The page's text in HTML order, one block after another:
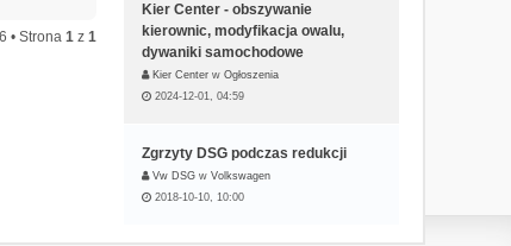
g
ó
• Strona 1z 1
Kier Center - obszywanie
kierownic, modyfikacja owalu,
dywaniki samochodowe
Kier Center w Ogłoszenia
2024-12-01, 04:59
Zgrzyty DSG podczas redukcji
Vw DSG w Volkswagen
2018-10-10, 10:00